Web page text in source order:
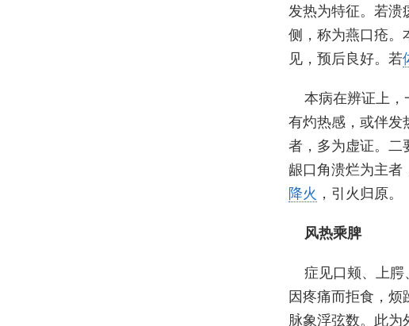
发热为特征。若溃
侧，称为燕口疮。
见，预后良好。若
本病在辨证上，
有灼热感，或伴发
者，多为虚证。二
龈口角溃烂为主者
降火 ，引火归原。
风热乘脾
症见口颊、上腭
因疼痛而拒食，烦
脉象浮弦数。此为